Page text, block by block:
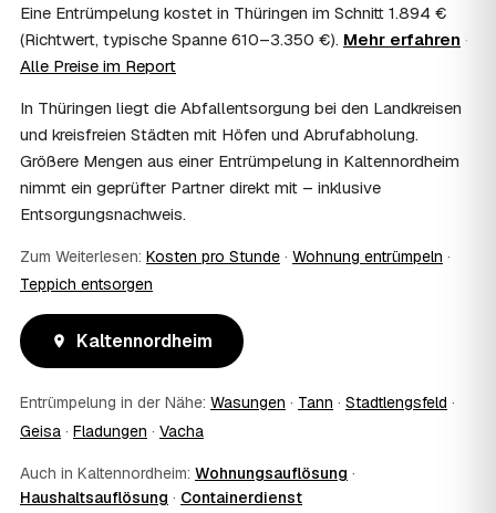
Wohnungsauflösung im Rahmen von Sozialhilfe oder
einem vom Amt veranlassten Umzug. Wichtig: Den Antrag
stellen Sie vor Auftragserteilung beim zuständigen Amt
und holen die Kostenübernahme schriftlich ein. AWL
Zentrum vermittelt die Entrümpler, entscheidet aber nicht
über die Kostenübernahme.
Bekomme ich einen Entsorgungsnachweis?
Ja. Die Partner entsorgen über zugelassene Höfe und
stellen auf Wunsch einen Entsorgungsnachweis aus —
wichtig zum Beispiel für Vermieter, Nachlassverwaltung
oder die eigene Dokumentation.
zur Übergabe und zum Abschluss vor Ort; den genauen
Ablauf — etwa die Schlüsselübergabe — stimmen Sie
direkt mit dem Entrümpler ab.
10
Was ist im Festpreis enthalten?
Der Festpreis deckt in der Regel das komplette
Ausräumen, Tragen und Verladen, den Transport sowie die
fachgerechte Entsorgung ab — auf Wunsch inklusive
besenreiner Übergabe. Es gibt keine versteckten
Eine Entrümpelung kostet in Thüringen im Schnitt 1.894 €
(Richtwert, typische Spanne 610–3.350 €). Mehr erfahren ·
Alle Preise im Report
In Thüringen liegt die Abfallentsorgung bei den Landkreisen
und kreisfreien Städten mit Höfen und Abrufabholung.
Größere Mengen aus einer Entrümpelung in Kaltennordheim
nimmt ein geprüfter Partner direkt mit – inklusive
Entsorgungsnachweis.
Zum Weiterlesen: Kosten pro Stunde · Wohnung entrümpeln ·
Teppich entsorgen
Kaltennordheim
Entrümpelung in der Nähe: Wasungen · Tann · Stadtlengsfeld ·
Geisa · Fladungen · Vacha
Auch in Kaltennordheim: Wohnungsauflösung ·
Haushaltsauflösung · Containerdienst